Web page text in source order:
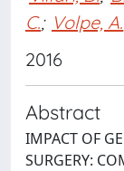
C.; Volpe, A.
2016
Abstract
IMPACT OF
SURGERY: